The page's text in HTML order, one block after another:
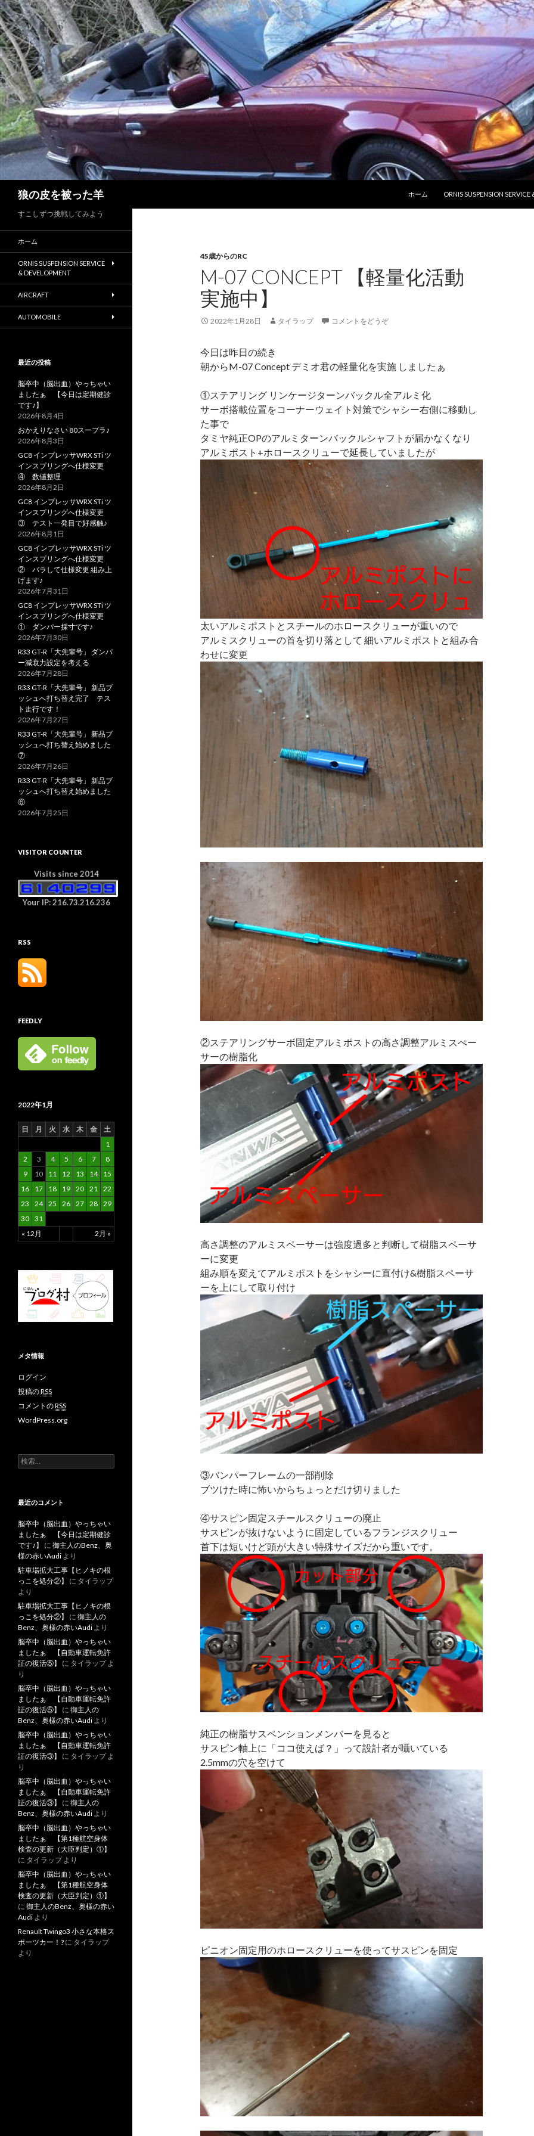
狼の皮を被った羊
ホーム
ORNIS SUSPENSION
45歳からのRC
M-07 CONCEPT 【軽量化活動
実施中】
2022年1月28日 タイラップ コメントをどうぞ
今日は昨日の続き
朝からM-07 Concept デミオ君の軽量化を実施 しましたぁ
①ステアリング リンケージターンバックル全アルミ化
サーボ搭載位置をコーナーウェイト対策でシャシー右側に移動し
た事で
タミヤ純正OPのアルミターンバックルシャフトが届かなくなり
アルミポスト+ホロースクリューで延長していましたが
太いアルミポストとスチールのホロースクリューが重いので
アルミスクリューの首を切り落として 細いアルミポストと組み合
わせに変更
②ステアリングサーボ固定アルミポストの高さ調整アルミスぺー
サーの樹脂化
高さ調整のアルミスペーサーは強度過多と判断して樹脂スペーサ
ーに変更
組み順を変えてアルミポストをシャシーに直付け&樹脂スペーサ
ーを上にして取り付け
③バンパーフレームの一部削除
ブツけた時に怖いからちょっとだけ切りました
④サスピン固定スチールスクリューの廃止
サスピンが抜けないように固定しているフランジスクリュー
首下は短いけど頭が大きい特殊サイズだから重いです。
純正の樹脂サスペンションメンバーを見ると
サスピン軸上に「ココ使えば？」って設計者が囁いている
2.5mmの穴を空けて
ピニオン固定用のホロースクリューを使ってサスピンを固定
すこしずつ挑戦してみよう
ホーム
ORNIS SUSPENSION SERVICE
& DEVELOPMENT
AIRCRAFT
AUTOMOBILE
最近の投稿
脳卒中（脳出血）やっちゃい
ましたぁ 【今日は定期健診
です♪】
2026年8月4日
おかえりなさい 80スープラ♪
2026年8月3日
GC8 インプレッサWRX STi ツ
インスプリングへ仕様変更
④ 数値整理
2026年8月2日
GC8 インプレッサWRX STi ツ
インスプリングへ仕様変更
③ テスト一発目で好感触♪
2026年8月1日
GC8 インプレッサWRX STi ツ
インスプリングへ仕様変更
② バラして仕様変更 組み上
げます♪
2026年7月31日
GC8 インプレッサWRX STi ツ
インスプリングへ仕様変更
① ダンパー採寸です♪
2026年7月30日
R33 GT-R「大先輩号」 ダンパ
ー減衰力設定を考える
2026年7月28日
R33 GT-R「大先輩号」 新品ブ
ッシュへ打ち替え完了 テス
ト走行です！
2026年7月27日
R33 GT-R「大先輩号」 新品ブ
ッシュへ打ち替え始めました
⑦
2026年7月26日
R33 GT-R「大先輩号」 新品ブ
ッシュへ打ち替え始めました
⑥
2026年7月25日
VISITOR COUNTER
Visits since 2014
Your IP: 216.73.216.236
RSS
FEEDLY
2022年1月
日 月 火 水 木 金 土
« 12月 2月 »
1
2
3 4 5 6 7
8
9
10 11 12 13 14
15
16
17 18 19 20 21 22
23
24 25 26 27 28 29
30 31
メタ情報
ログイン
投稿のRSS
コメントのRSS
WordPress.org
検
索
最近のコメント
脳卒中（脳出血）やっちゃい
ましたぁ 【今日は定期健診
です♪】
に 御主人のBenz、奥
様の赤いAudi より
駐車場拡大工事【ヒノキの根
っこを処分②】
に タイラップ
より
駐車場拡大工事【ヒノキの根
っこを処分②】
に 御主人の
Benz、奥様の赤いAudi より
脳卒中（脳出血）やっちゃい
ましたぁ 【自動車運転免許
証の復活⑤】
に タイラップよ
り
脳卒中（脳出血）やっちゃい
ましたぁ 【自動車運転免許
証の復活⑤】
に 御主人の
Benz、奥様の赤いAudi より
脳卒中（脳出血）やっちゃい
ましたぁ 【自動車運転免許
証の復活③】
に タイラップよ
り
脳卒中（脳出血）やっちゃい
ましたぁ 【自動車運転免許
証の復活③】
に 御主人の
Benz、奥様の赤いAudi より
脳卒中（脳出血）やっちゃい
ましたぁ 【第1種航空身体
検査の更新（大臣判定）①】
に タイラップより
脳卒中（脳出血）やっちゃい
ましたぁ 【第1種航空身体
検査の更新（大臣判定）①】
に 御主人のBenz、奥様の赤い
Audi より
Renault Twingo3 小さな本格ス
ポーツカー！? に タイラップ
より